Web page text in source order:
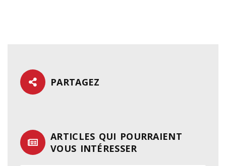
PARTAGEZ
ARTICLES QUI POURRAIENT
VOUS INTÉRESSER